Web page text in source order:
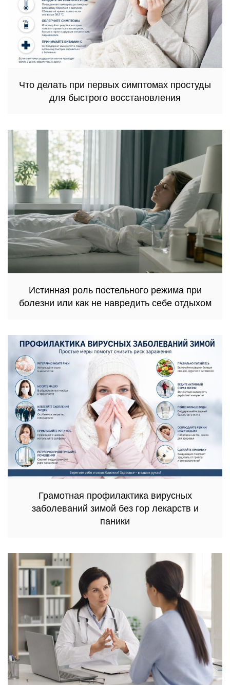
Что делать при первых симптомах простуды
для быстрого восстановления
Истинная роль постельного режима при
болезни или как не навредить себе отдыхом
Грамотная профилактика вирусных
заболеваний зимой без гор лекарств и
паники